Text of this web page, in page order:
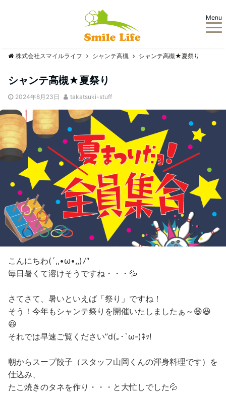
Menu
株式会社スマイルライフ シャンテ高槻 シャンテ高槻★夏祭り
シャンテ高槻★夏祭り
2024年8月23日 takatsuki-stuff
こんにちわ(´,,•ω•,,)ﾉ″
毎日暑くて溶けそうですね・・・💦
さてさて、暑いといえば「祭り」ですね！
そう！今年もシャンテ祭りを開催いたしましたぁ～😆😆
😆
それでは早速ご覧ください”d(｡･`ω-)ﾈｯ!
朝からスープ餃子（スタッフ山岡くんの渾身料理です）を
仕込み、
たこ焼きのタネを作り・・・と大忙しでした💦